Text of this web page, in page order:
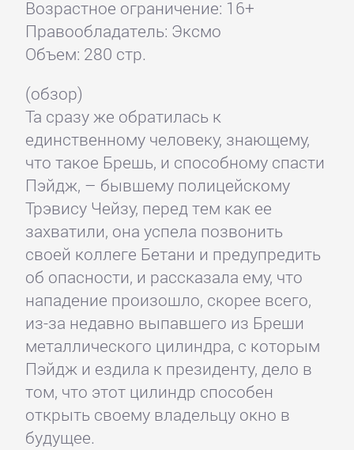
Возрастное ограничение: 16+
Правообладатель: Эксмо
Объем: 280 стр.
(обзор)
Та сразу же обратилась к
единственному человеку, знающему,
что такое Брешь, и способному спасти
Пэйдж, – бывшему полицейскому
Трэвису Чейзу, перед тем как ее
захватили, она успела позвонить
своей коллеге Бетани и предупредить
об опасности, и рассказала ему, что
нападение произошло, скорее всего,
из-за недавно выпавшего из Бреши
металлического цилиндра, с которым
Пэйдж и ездила к президенту, дело в
том, что этот цилиндр способен
открыть своему владельцу окно в
будущее.